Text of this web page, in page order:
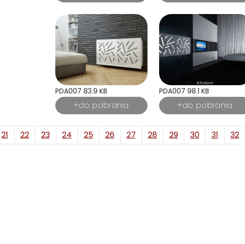
PDA007 83.9 KB PDA007 98.1 KB
21 22 23 24 25 26 27 28 29 30 31 32